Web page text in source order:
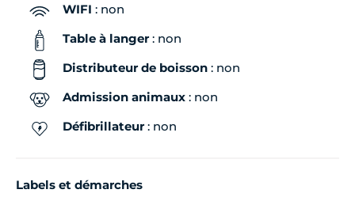
WIFI : non
Table à langer: non
Distributeur de boisson : non
Admission animaux : non
Défibrillateur: non
Labels et démarches